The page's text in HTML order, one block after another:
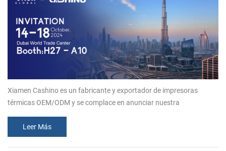
Xiamen Cashino es un fabricante y exportador de impresoras
térmicas OEM/ODM y se complace en anunciar nuestra
Como fabricante popular en...
Leer Más